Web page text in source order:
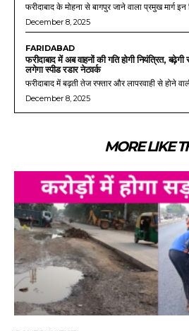
फरीदाबाद के मोहना से बागपुर जाने वाला प्रमुख मार्ग इन
December 8, 2025
FARIDABAD
फरीदाबाद में अब वाहनों की गति होगी नियंत्रित,
लगेगा स्पीड रडार नेटवर्क
फरीदाबाद में बढ़ती तेज रफ्तार और लापरवाही से होने
December 8, 2025
MORE LIKE